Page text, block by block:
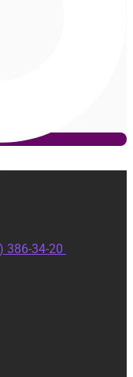
386-34-20